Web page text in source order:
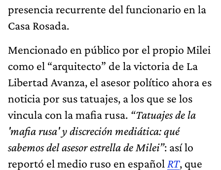
presencia recurrente del funcionario en la
Casa Rosada.
Mencionado en público por el propio Milei
como el “arquitecto” de la victoria de La
Libertad Avanza, el asesor político ahora es
noticia por sus tatuajes, a los que se los
vincula con la mafia rusa. “Tatuajes de la
'mafia rusa' y discreción mediática: qué
sabemos del asesor estrella de Milei”: así lo
reportó el medio ruso en español RT, que